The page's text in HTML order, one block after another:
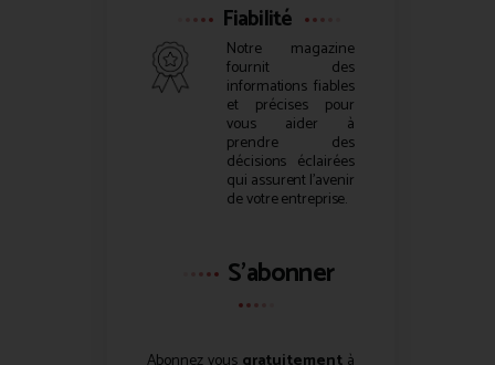
Fiabilité
Notre magazine
fournit des
informations fiables
et précises pour
vous aider à
prendre des
décisions éclairées
qui assurent l’avenir
de votre entreprise.
S'abonner